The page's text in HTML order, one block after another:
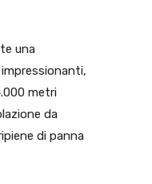
una
metri
da
di panna